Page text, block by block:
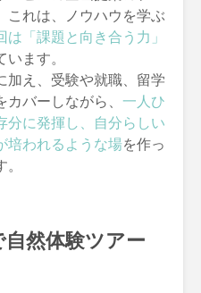
これは、ノウハウを学ぶ
は「課題と向き合う力」
ます。
加え、受験や就職、留学
バーしながら、 一人ひ
分に発揮し、自分らしい
培われるような場を作っ
然体験ツアー